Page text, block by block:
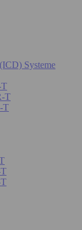
Systeme
T
T